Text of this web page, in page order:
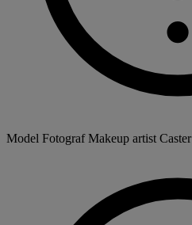
Model FotografMakeup artist Caster